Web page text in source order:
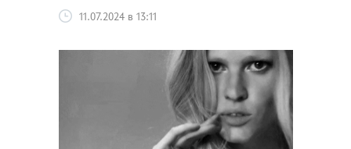
11.07.2024 в 13:11